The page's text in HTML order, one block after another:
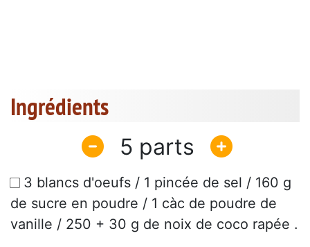
Ingrédients
5
3 blancs d'oeufs / 1 pincée de sel / 160 g
de sucre en poudre / 1 càc de poudre de
vanille / 250 + 30 g de noix de coco rapée .